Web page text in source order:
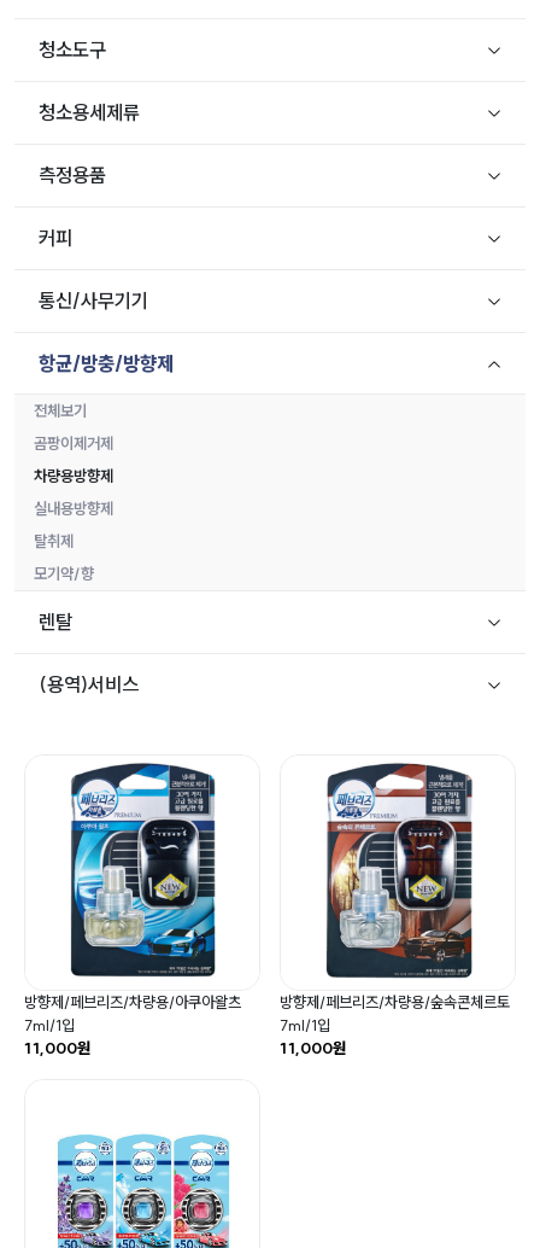
청소도구
청소용세제류
측정용품
커피
통신/사무기기
항균/방충/방향제
전체보기
곰팡이제거제
차량용방향제
실내용방향제
탈취제
모기약/향
렌탈
(용역)서비스
방향제/페브리즈/차량용/아쿠아왈츠
7ml/1입
11,000원
방향제/페브리즈/차량용/숲속콘체르토
7ml/1입
11,000원